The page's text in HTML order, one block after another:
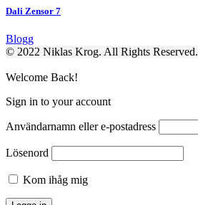
Dali Zensor 7
Blogg
© 2022 Niklas Krog. All Rights Reserved.
Welcome Back!
Sign in to your account
Användarnamn eller e-postadress
Lösenord
Kom ihåg mig